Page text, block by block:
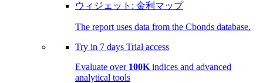
ウィジェット: 金利マップ
The report uses data from the Cbonds database.
Try in 7 days Trial access
Evaluate over 100K indices and advanced
analytical tools